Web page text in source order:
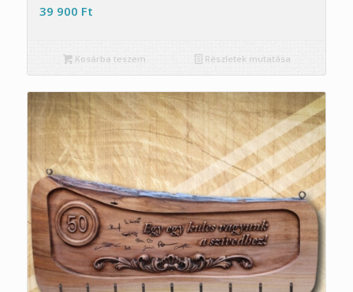
39 900 Ft
Kosárba teszem Részletek mutatása